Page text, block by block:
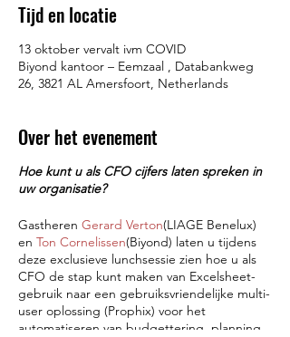
Tijd en locatie
13 oktober vervalt ivm COVID
Biyond kantoor – Eemzaal , Databankweg
26, 3821 AL Amersfoort, Netherlands
Over het evenement
Hoe kunt u als CFO cijfers laten spreken in
uw organisatie?
Gastheren Gerard Verton(LIAGE Benelux)
en Ton Cornelissen(Biyond) laten u tijdens
deze exclusieve lunchsessie zien hoe u als
CFO de stap kunt maken van Excelsheet-
gebruik naar een gebruiksvriendelijke multi-
user oplossing (Prophix) voor het
automatiseren van budgettering, planning,